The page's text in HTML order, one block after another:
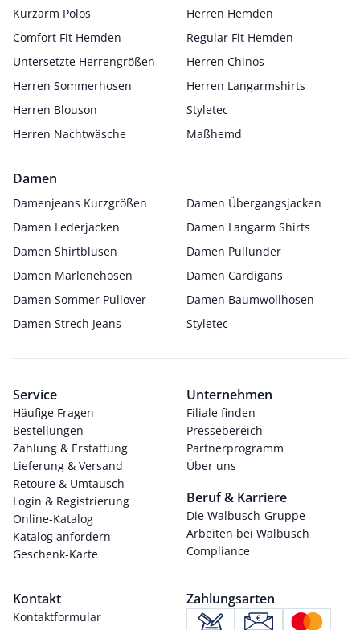
Kurzarm Polos
Herren Hemden
Comfort Fit Hemden
Regular Fit Hemden
Untersetzte Herrengrößen
Herren Chinos
Herren Sommerhosen
Herren Langarmshirts
Herren Blouson
Styletec
Herren Nachtwäsche
Maßhemd
Damen
Damenjeans Kurzgrößen
Damen Übergangsjacken
Damen Lederjacken
Damen Langarm Shirts
Damen Shirtblusen
Damen Pullunder
Damen Marlenehosen
Damen Cardigans
Damen Sommer Pullover
Damen Baumwollhosen
Damen Strech Jeans
Styletec
Service
Häufige Fragen
Bestellungen
Zahlung & Erstattung
Lieferung & Versand
Retoure & Umtausch
Login & Registrierung
Online-Katalog
Katalog anfordern
Geschenk-Karte
Unternehmen
Filiale finden
Pressebereich
Partnerprogramm
Über uns
Beruf & Karriere
Die Walbusch-Gruppe
Arbeiten bei Walbusch
Compliance
Kontakt
Kontaktformular
Zahlungsarten